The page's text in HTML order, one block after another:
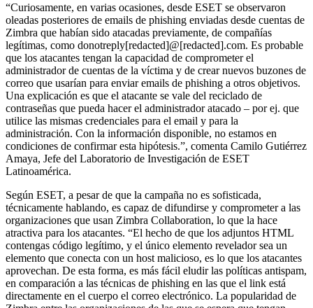
“Curiosamente, en varias ocasiones, desde ESET se observaron
oleadas posteriores de emails de phishing enviadas desde cuentas de
Zimbra que habían sido atacadas previamente, de compañías
legítimas, como donotreply[redacted]@[redacted].com. Es probable
que los atacantes tengan la capacidad de comprometer el
administrador de cuentas de la víctima y de crear nuevos buzones de
correo que usarían para enviar emails de phishing a otros objetivos.
Una explicación es que el atacante se vale del reciclado de
contraseñas que pueda hacer el administrador atacado – por ej. que
utilice las mismas credenciales para el email y para la
administración. Con la información disponible, no estamos en
condiciones de confirmar esta hipótesis.”, comenta Camilo Gutiérrez
Amaya, Jefe del Laboratorio de Investigación de ESET
Latinoamérica.
Según ESET, a pesar de que la campaña no es sofisticada,
técnicamente hablando, es capaz de difundirse y comprometer a las
organizaciones que usan Zimbra Collaboration, lo que la hace
atractiva para los atacantes. “El hecho de que los adjuntos HTML
contengas código legítimo, y el único elemento revelador sea un
elemento que conecta con un host malicioso, es lo que los atacantes
aprovechan. De esta forma, es más fácil eludir las políticas antispam,
en comparación a las técnicas de phishing en las que el link está
directamente en el cuerpo el correo electrónico. La popularidad de